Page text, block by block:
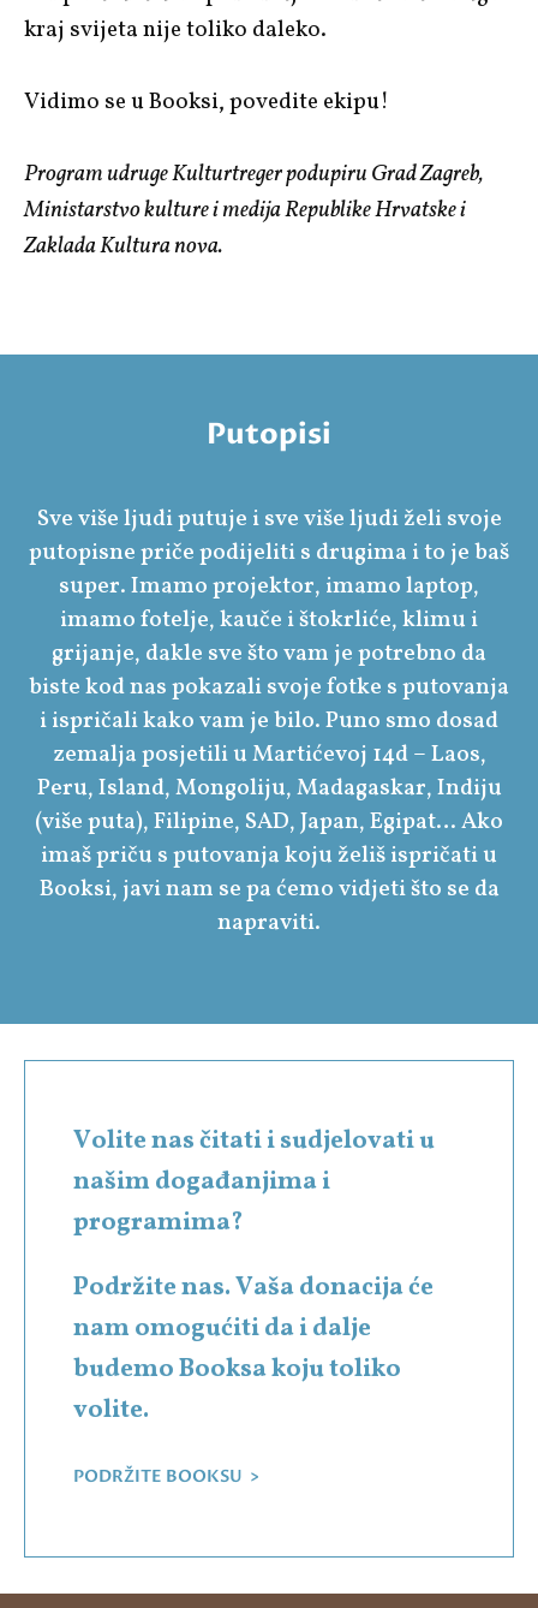
kraj svijeta nije toliko daleko.
Vidimo se u Booksi, povedite ekipu!
Program udruge Kulturtreger podupiru Grad Zagreb,
Ministarstvo kulture i medija Republike Hrvatske i
Zaklada Kultura nova.
Putopisi
Sve više ljudi putuje i sve više ljudi želi svoje
putopisne priče podijeliti s drugima i to je baš
super. Imamo projektor, imamo laptop,
imamo fotelje, kauče i štokrliće, klimu i
grijanje, dakle sve što vam je potrebno da
biste kod nas pokazali svoje fotke s putovanja
i ispričali kako vam je bilo. Puno smo dosad
zemalja posjetili u Martićevoj 14d – Laos,
Peru, Island, Mongoliju, Madagaskar, Indiju
(više puta), Filipine, SAD, Japan, Egipat… Ako
imaš priču s putovanja koju želiš ispričati u
Booksi, javi nam se pa ćemo vidjeti što se da
napraviti.
Volite nas čitati i sudjelovati u
našim događanjima i
programima?
Podržite nas. Vaša donacija će
nam omogućiti da i dalje
budemo Booksa koju toliko
volite.
PODRŽITE BOOKSU >